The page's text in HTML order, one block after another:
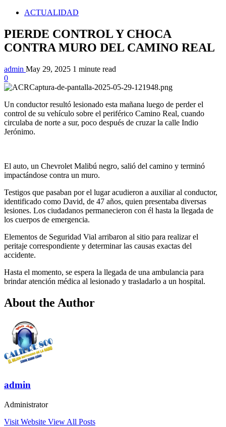
ACTUALIDAD
PIERDE CONTROL Y CHOCA
CONTRA MURO DEL CAMINO REAL
admin May 29, 2025 1 minute read
0
Un conductor resultó lesionado esta mañana luego de perder el
control de su vehículo sobre el periférico Camino Real, cuando
circulaba de norte a sur, poco después de cruzar la calle Indio
Jerónimo.
El auto, un Chevrolet Malibú negro, salió del camino y terminó
impactándose contra un muro.
Testigos que pasaban por el lugar acudieron a auxiliar al conductor,
identificado como David, de 47 años, quien presentaba diversas
lesiones. Los ciudadanos permanecieron con él hasta la llegada de
los cuerpos de emergencia.
Elementos de Seguridad Vial arribaron al sitio para realizar el
peritaje correspondiente y determinar las causas exactas del
accidente.
Hasta el momento, se espera la llegada de una ambulancia para
brindar atención médica al lesionado y trasladarlo a un hospital.
About the Author
admin
Administrator
Visit Website View All Posts